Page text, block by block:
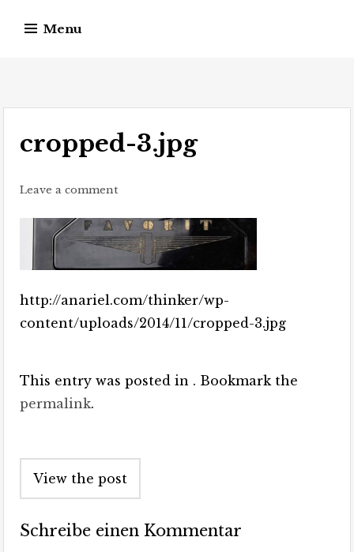
Menu
Guido Kniesel
cropped-3.jpg
Leave a comment
http://anariel.com/thinker/wp-
content/uploads/2014/11/cropped-3.jpg
This entry was posted in . Bookmark the
permalink.
navigation
View the post
Schreibe einen Kommentar